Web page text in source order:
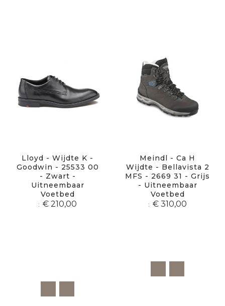
Lloyd - Wijdte K -
Goodwin - 25533 00
- Zwart -
Uitneembaar
Voetbed
€ 210,00
Meindl - Ca H
Wijdte - Bellavista 2
MFS - 2669 31 - Grijs
- Uitneembaar
Voetbed
€ 310,00